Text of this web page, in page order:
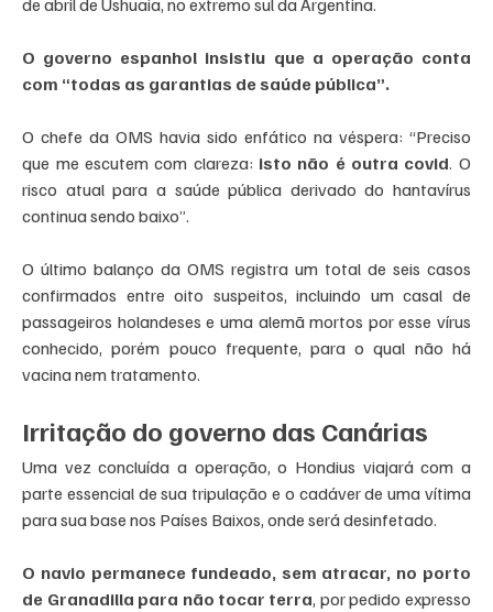
O governo espanhol insistiu que a operação conta
com “todas as garantias de saúde pública”.
O chefe da OMS havia sido enfático na véspera: “Preciso
que me escutem com clareza: isto não é outra covid. O
risco atual para a saúde pública derivado do hantavírus
continua sendo baixo”.
O último balanço da OMS registra um total de seis casos
confirmados entre oito suspeitos, incluindo um casal de
passageiros holandeses e uma alemã mortos por esse vírus
conhecido, porém pouco frequente, para o qual não há
vacina nem tratamento.
Irritação do governo das Canárias
Uma vez concluída a operação, o Hondius viajará com a
parte essencial de sua tripulação e o cadáver de uma vítima
para sua base nos Países Baixos, onde será desinfetado.
O navio permanece fundeado, sem atracar, no porto
de Granadilla para não tocar terra, por pedido expresso